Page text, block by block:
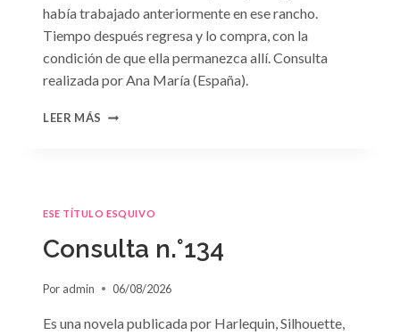
había trabajado anteriormente en ese rancho.
Tiempo después regresa y lo compra, con la
condición de que ella permanezca allí. Consulta
realizada por Ana María (España).
LEER MÁS CONSULTA
ESE TÍTULO ESQUIVO
Consulta n.°134
Por admin 06/08/2026
Es una novela publicada por Harlequin, Silhouette,